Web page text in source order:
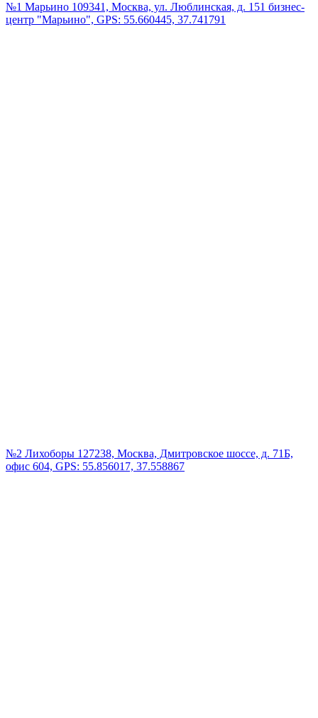
№1 Марьино 109341, Москва, ул. Люблинская, д. 151 бизнес-
центр "Марьино", GPS: 55.660445, 37.741791
№2 Лихоборы 127238, Москва, Дмитровское шоссе, д. 71Б,
офис 604, GPS: 55.856017, 37.558867